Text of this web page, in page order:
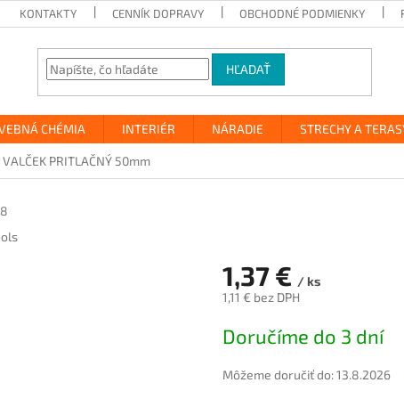
KONTAKTY CENNÍK DOPRAVY OBCHODNÉ PODMIENKY
HĽADAŤ
CHÉMIA INTERIÉR NÁRADIE STRECHY A
VALČEK PRITLAČNÝ 50mm
1,37 € / ks
1,11 € bez DPH
cena:
Doručíme do 3 dní
Môžeme doručiť do:13.8.2026